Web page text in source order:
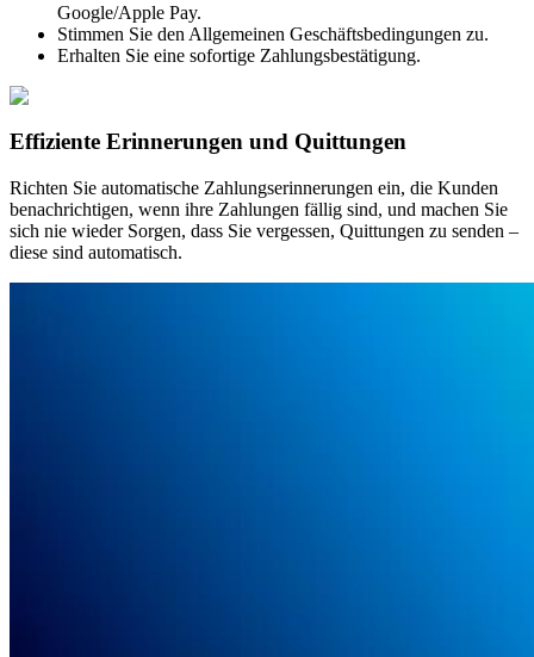
Google/Apple Pay.
Stimmen Sie den Allgemeinen Geschäftsbedingungen zu.
Erhalten Sie eine sofortige Zahlungsbestätigung.
Effiziente Erinnerungen und Quittungen
Richten Sie automatische Zahlungserinnerungen ein, die Kunden
benachrichtigen, wenn ihre Zahlungen fällig sind, und machen Sie
sich nie wieder Sorgen, dass Sie vergessen, Quittungen zu senden –
diese sind automatisch.